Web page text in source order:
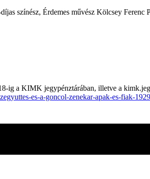
színész, Érdemes művész Kölcsey
ig a KIMK jegypénztárában, illetve a
es-a-goncol-zenekar-apak-es-fiak-